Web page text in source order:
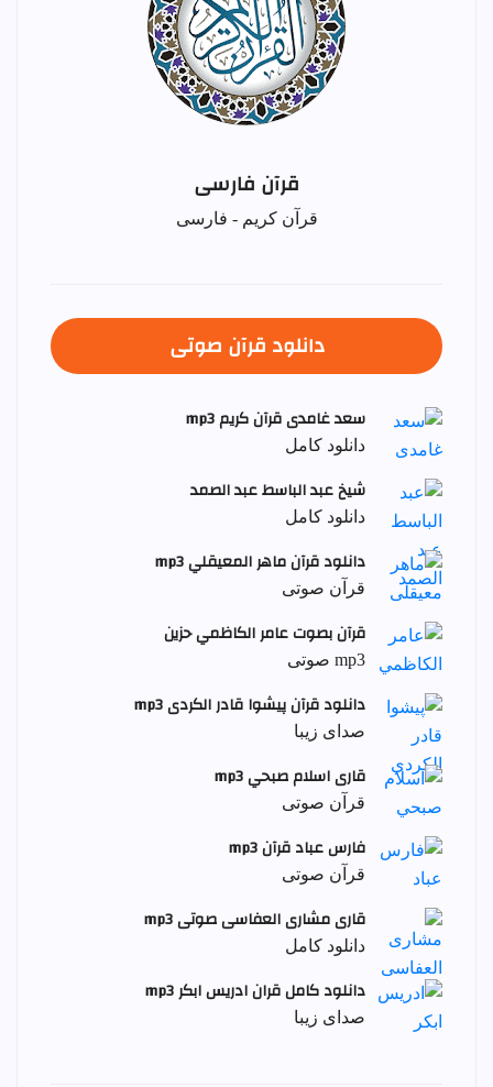
قرآن فارسی
قرآن کریم - فارسی
دانلود قرآن صوتی
سعد غامدی قرآن کریم mp3
دانلود کامل
شيخ عبد الباسط عبد الصمد
دانلود کامل
دانلود قرآن ماهر المعيقلي mp3
قرآن صوتی
قرآن بصوت عامر الكاظمي حزين
mp3 صوتی
دانلود قرآن پیشوا قادر الکردی mp3
صدای زیبا
قاری اسلام صبحي mp3
قرآن صوتی
فارس عباد قرآن mp3
قرآن صوتی
قاری مشاری العفاسی صوتی mp3
دانلود کامل
دانلود کامل قران ادریس ابکر mp3
صدای زیبا